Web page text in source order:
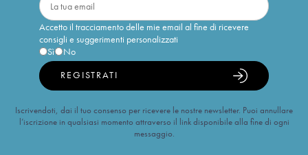
Accetto il tracciamento delle mie email al fine di ricevere
consigli e suggerimenti personalizzati
Sì
No
REGISTRATI
Iscrivendoti, dai il tuo consenso per ricevere le nostre newsletter. Puoi annullare
l’iscrizione in qualsiasi momento attraverso il link disponibile alla fine di ogni
messaggio.